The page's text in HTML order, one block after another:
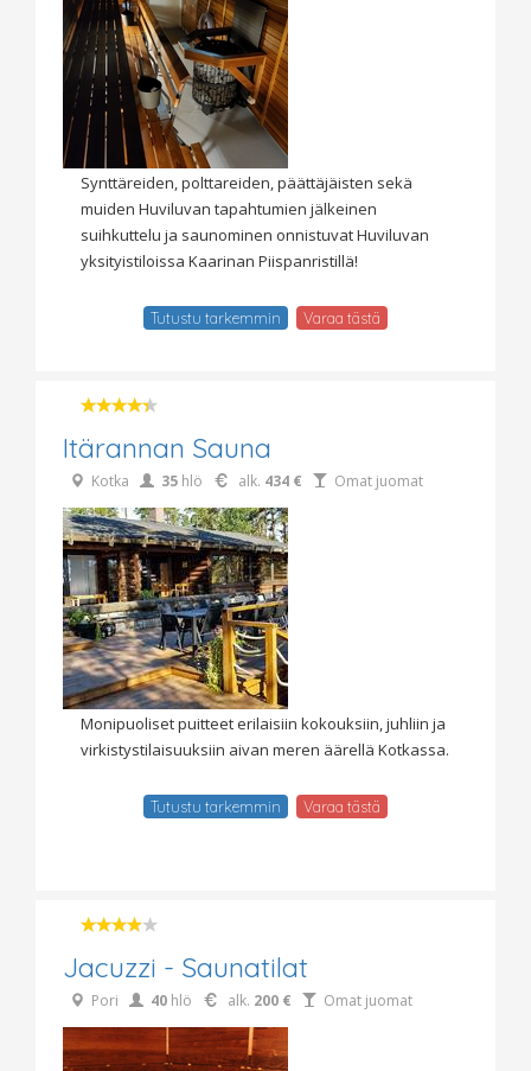
Synttäreiden, polttareiden, päättäjäisten sekä
muiden Huviluvan tapahtumien jälkeinen
suihkuttelu ja saunominen onnistuvat Huviluvan
yksityistiloissa Kaarinan Piispanristillä!
Tutustu tarkemmin Varaa tästä
Itärannan Sauna
Kotka 35 hlö alk. 434 € Omat juomat
Monipuoliset puitteet erilaisiin kokouksiin, juhliin ja
virkistystilaisuuksiin aivan meren äärellä Kotkassa.
Tutustu tarkemmin Varaa tästä
Jacuzzi - Saunatilat
Pori 40 hlö alk. 200 € Omat juomat